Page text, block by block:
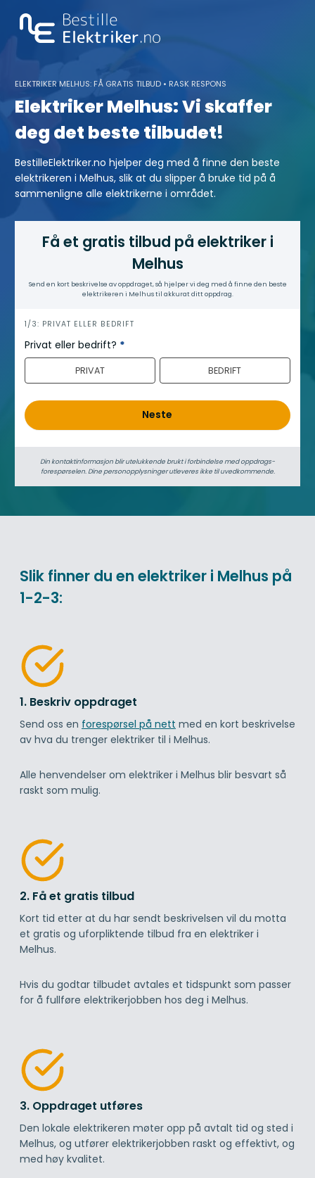
content
ELEKTRIKER MELHUS: FÅ GRATIS TILBUD • RASK RESPONS
Elektriker Melhus: Vi skaffer
deg det beste tilbudet!
BestilleElektriker.no hjelper deg med å finne den beste
elektrikeren i Melhus, slik at du slipper å bruke tid på å
sammenligne alle elektrikerne i området.
Få et gratis tilbud på elektriker i
Melhus
Send en kort beskrivelse av oppdraget, så hjelper vi deg med å finne den beste
elektrikeren i Melhus til akkurat ditt oppdrag.
h
e
r
1/3: PRIVAT ELLER BEDRIFT
Privat eller bedrift? *
PRIVAT BEDRIFT
Neste
Din kontaktinformasjon blir utelukkende brukt i forbindelse med oppdrags­
forespørselen. Dine person­­opplysninger utleveres ikke til uvedkommende.
Slik finner du en elektriker i Melhus på
1-2-3:
1. Beskriv oppdraget
Send oss en forespørsel på nett med en kort beskrivelse
av hva du trenger elektriker til i Melhus.
Alle henvendelser om elektriker i Melhus blir besvart så
raskt som mulig.
2. Få et gratis tilbud
Kort tid etter at du har sendt beskrivelsen vil du motta
et gratis og uforpliktende tilbud fra en elektriker i
Melhus.
Hvis du godtar tilbudet avtales et tidspunkt som passer
for å fullføre elektrikerjobben hos deg i Melhus.
3. Oppdraget utføres
Den lokale elektrikeren møter opp på avtalt tid og sted i
Melhus, og utfører elektrikerjobben raskt og effektivt, og
med høy kvalitet.